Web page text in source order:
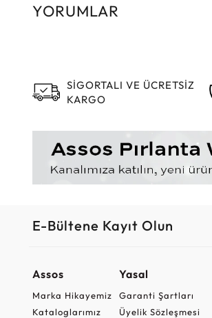
YORUMLAR
SİGORTALI VE ÜCRETSİZ
KARGO
E-Bültene Kayıt Olun
Assos
Marka Hikayemiz
Kataloglarımız
Yasal
Garanti Şartları
Üyelik Sözleşmesi